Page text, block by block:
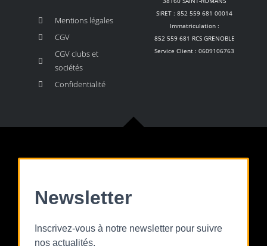
Mentions légales
CGV
CGV clubs et
sociétés
Confidentialité
SIRET : 852 559 681 00014
Immatriculation :
852 559 681 RCS GRENOBLE
Service Client : 0609106763